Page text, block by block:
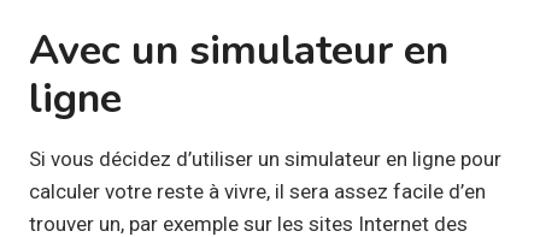
Avec un simulateur en
ligne
Si vous décidez d’utiliser un simulateur en ligne pour
calculer votre reste à vivre, il sera assez facile d’en
trouver un, par exemple sur les sites Internet des